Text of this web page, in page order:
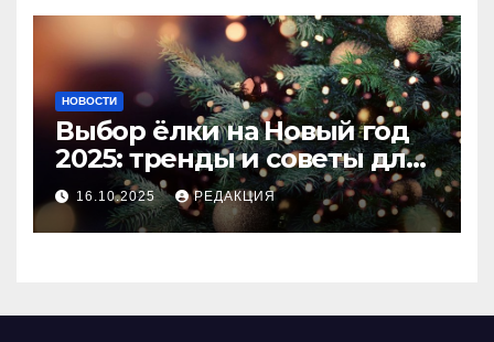
НОВОСТИ
Выбор ёлки на Новый год
2025: тренды и советы для
идеального праздника
16.10.2025 РЕДАКЦИЯ